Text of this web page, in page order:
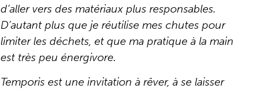
d’aller vers des matériaux plus responsables.
D’autant plus que je réutilise mes chutes pour
limiter les déchets, et que ma pratique à la main
est très peu énergivore.
Temporis est une invitation à rêver, à se laisser